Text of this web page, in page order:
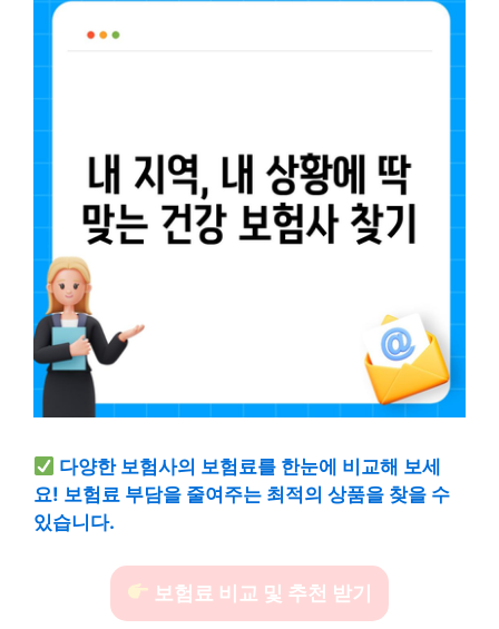
다양한 보험사의 보험료를 한눈에 비교해 보세
요! 보험료 부담을 줄여주는 최적의 상품을 찾을 수
있습니다.
보험료 비교 및 추천 받기